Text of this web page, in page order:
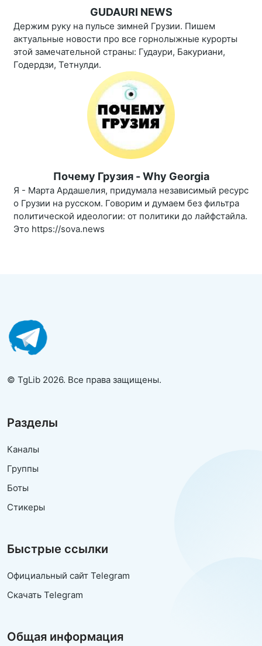
GUDAURI NEWS
Держим руку на пульсе зимней Грузии. Пишем
актуальные новости про все горнолыжные курорты
этой замечательной страны: Гудаури, Бакуриани,
Годердзи, Тетнулди.
Почему Грузия - Why Georgia
Я - Марта Ардашелия, придумала независимый ресурс
о Грузии на русском. Говорим и думаем без фильтра
политической идеологии: от политики до лайфстайла.
Это https://sova.news
© TgLib 2026. Все права защищены.
Разделы
Каналы
Группы
Боты
Стикеры
Быстрые ссылки
Официальный сайт Telegram
Скачать Telegram
Общая информация